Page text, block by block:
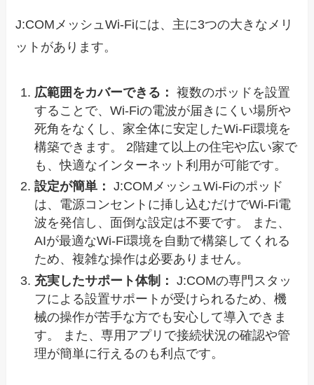
J:COMメッシュWi-Fiには、主に3つの大きなメリ
ットがあります。
広範囲をカバーできる： 複数のポッドを設置
することで、Wi-Fiの電波が届きにくい場所や
死角をなくし、家全体に安定したWi-Fi環境を
構築できます。 2階建て以上の住宅や広い家で
も、快適なインターネット利用が可能です。
設定が簡単： J:COMメッシュWi-Fiのポッド
は、電源コンセントに挿し込むだけでWi-Fi電
波を発信し、面倒な設定は不要です。 また、
AIが最適なWi-Fi環境を自動で構築してくれる
ため、複雑な操作は必要ありません。
充実したサポート体制： J:COMの専門スタッ
フによる設置サポートが受けられるため、機
械の操作が苦手な方でも安心して導入できま
す。 また、専用アプリで接続状況の確認や管
理が簡単に行えるのも利点です。